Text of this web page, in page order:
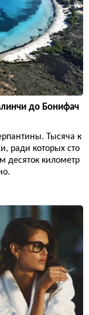
до Бонифач
Тысяча к
ради которых сто
десяток километр